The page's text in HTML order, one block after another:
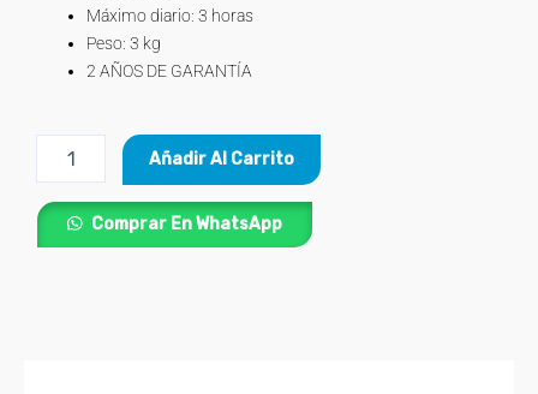
Máximo diario: 3 horas
Peso: 3 kg
2 AÑOS DE GARANTÍA
Polichadora
Profesional
W
Añadir Al Carrito
Comprar En WhatsApp